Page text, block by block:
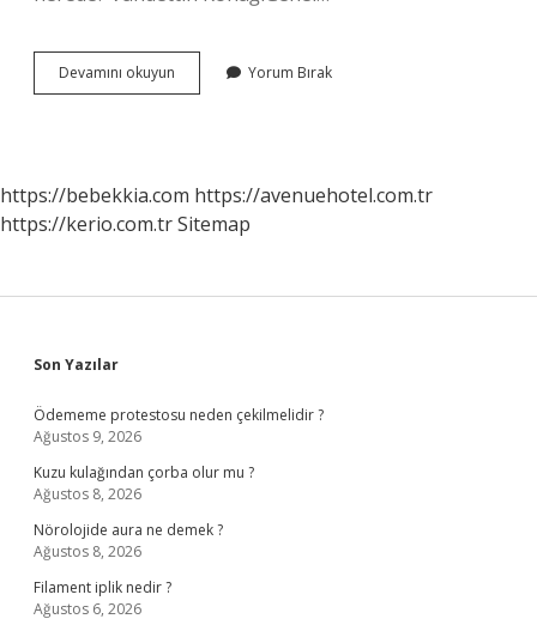
Devamını okuyun Cumhurbaşkanlığı
Köşkünü
Yorum Bırak
https://bebekkia.com https://avenuehotel.com.tr
https://kerio.com.trSitemap
Sidebar
Son Yazılar
Ödememe protestosu neden çekilmelidir ?
Ağustos 9, 2026
Kuzu kulağından çorba olur mu ?
Ağustos 8, 2026
Nörolojide aura ne demek ?
Ağustos 8, 2026
Filament iplik nedir ?
Ağustos 6, 2026